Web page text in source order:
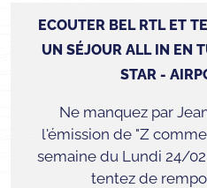
ECOUTER BEL RTL ET
UN SÉJOUR ALL IN EN
STAR -
Ne manquez par
l'émission de "Z
semaine du Lundi 24/
tentez de